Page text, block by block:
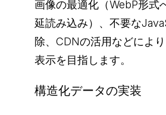
画像の最適化（WebP形式
延読み込み）、不要な
除、CDNの活用などによ
表示を目指します。
構造化データの実装